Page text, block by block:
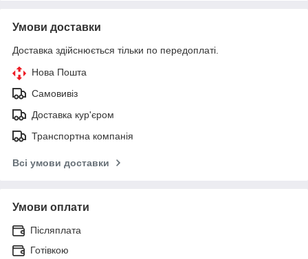
Умови доставки
Доставка здійснюється тільки по передоплаті.
Нова Пошта
Самовивіз
Доставка кур'єром
Транспортна компанія
Всі умови доставки
Умови оплати
Післяплата
Готівкою